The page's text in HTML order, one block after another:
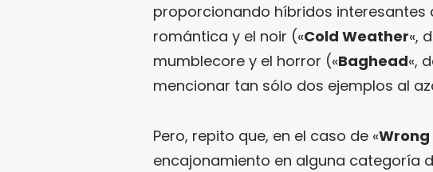
proporcionando híbridos
romántica y el noir («Cold Weather«,
mumblecore y el horror («Baghead«,
mencionar tan sólo dos ejemplos al
Pero, repito que, en el caso de «Wrong
encajonamiento en alguna categoría